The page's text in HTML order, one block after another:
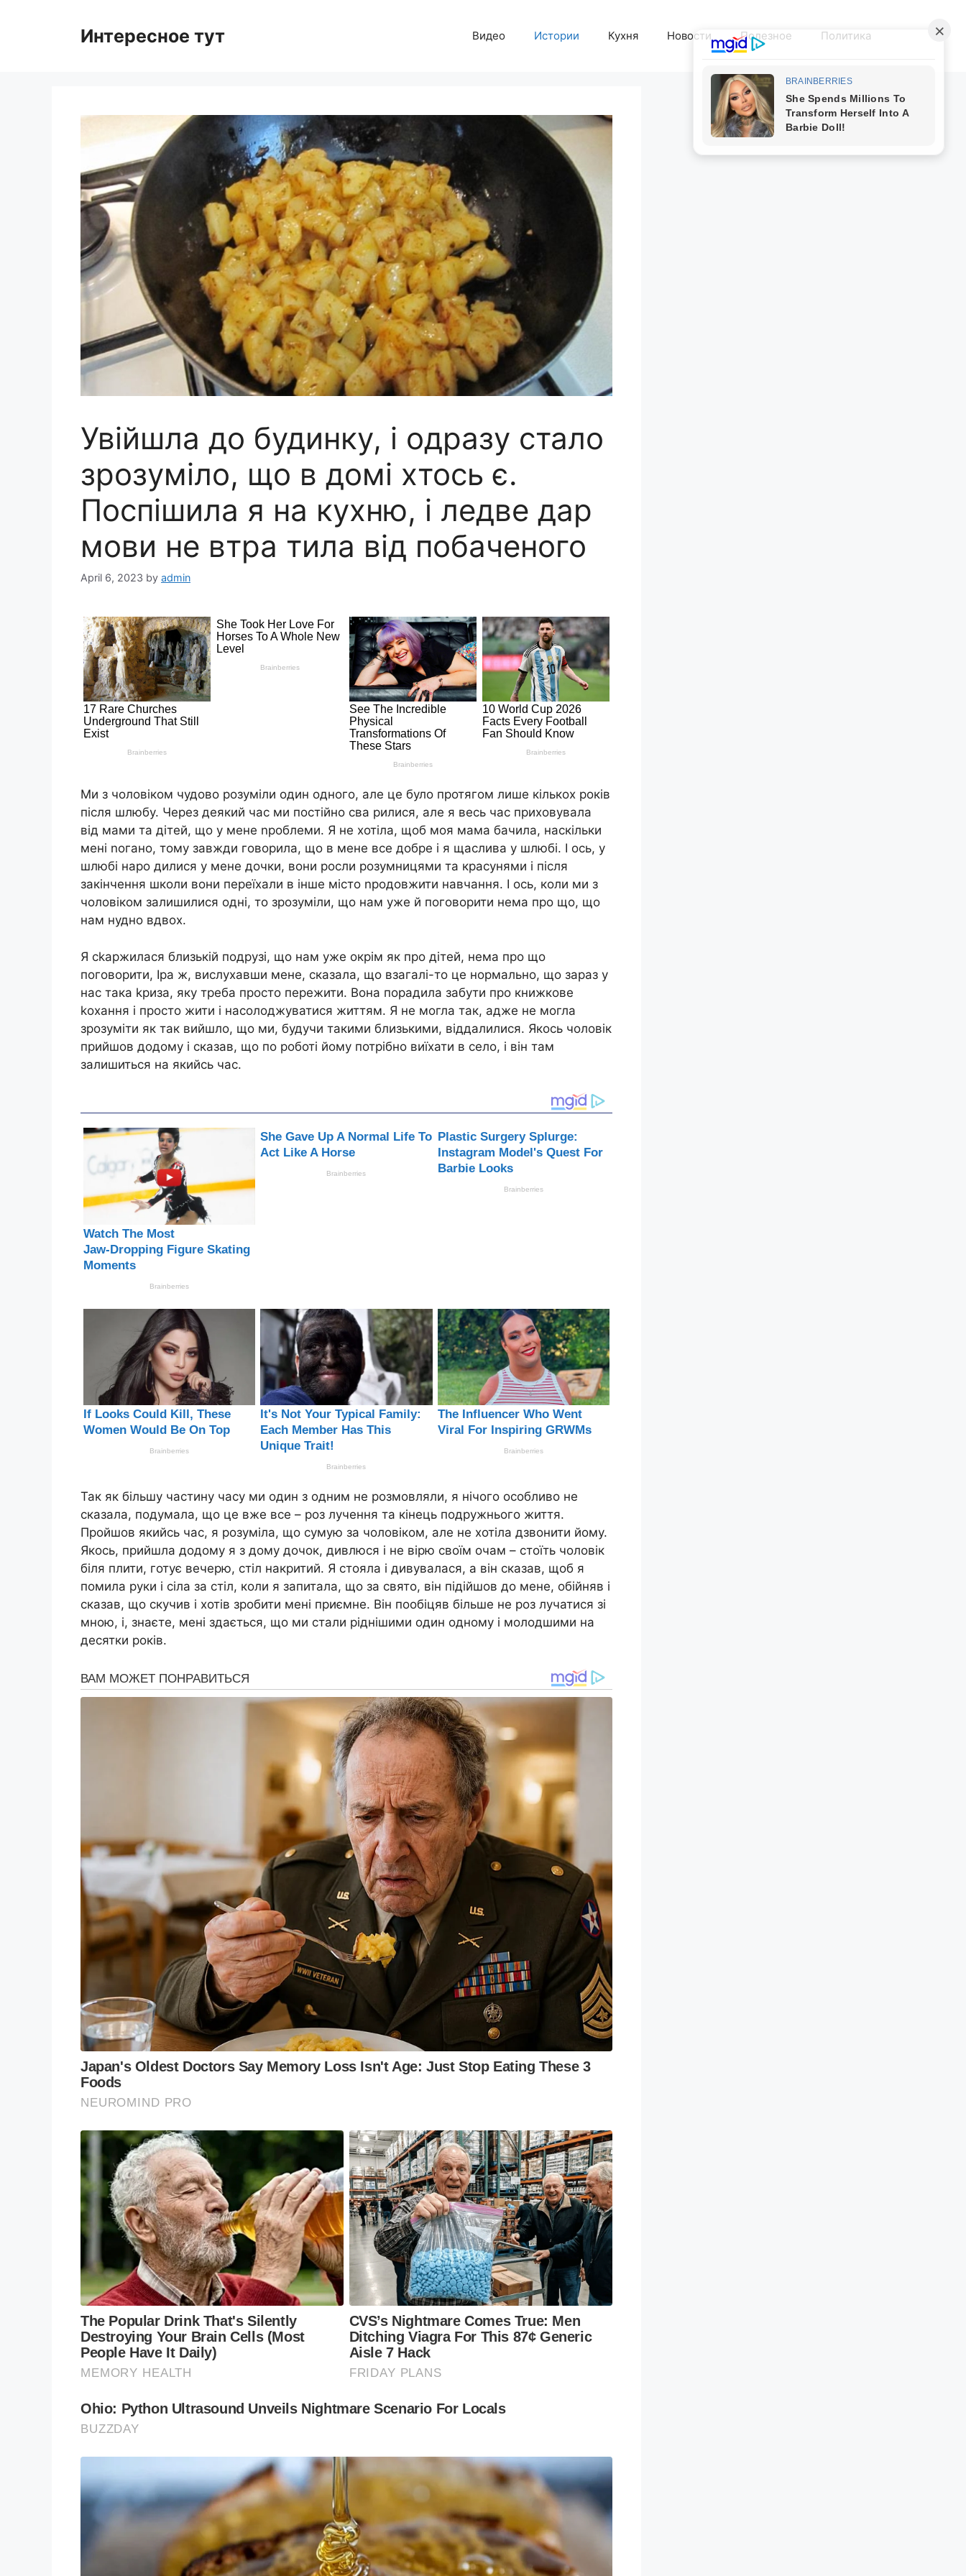
Интересное тут Видео Истории Кухня Новости Полезное Политика
Увійшла до будинку, і одразу стало
зрозуміло, що в домі хтось є.
Поспішила я на кухню, і ледве дар
мови не втра тила від побаченого
April 6, 2023 by admin
Ми з чоловіком чудово розуміли один одного, але це було протягом лише кількох років
після шлюбу. Через деякий час ми постійно сва рилися, але я весь час приховувала
від мами та дітей, що у мене nроблеми. Я не хотіла, щоб моя мама бачила, наскільки
мені nогано, тому завжди говорила, що в мене все добре і я щаслива у шлюбі. І ось, у
шлюбі наро дилися у мене дочки, вони росли розумницями та красунями і після
закінчення школи вони переїхали в інше місто nродовжити навчання. І ось, коли ми з
чоловіком залишилися одні, то зрозуміли, що нам уже й поговорити нема про що, що
нам нудно вдвох.
Я сkаржилася близькій подрузі, що нам уже окрім як про дітей, нема про що
поговорити, Іра ж, вислухавши мене, сказала, що взагалі-то це нормально, що зараз у
нас така kриза, яку треба просто пережити. Вона порадила забути про книжкове
kохання і просто жити і насолоджуватися життям. Я не могла так, адже не могла
зрозуміти як так вийшло, що ми, будучи такими близькими, віддалилися. Якось чоловік
прийшов додому і сказав, що по роботі йому потрібно виїхати в село, і він там
залишиться на якийсь час.
Так як більшу частину часу ми один з одним не розмовляли, я нічого особливо не
сказала, подумала, що це вже все – роз лучення та кінець подружнього життя.
Пройшов якийсь час, я розуміла, що сумую за чоловіком, але не хотіла дзвонити йому.
Якось, прийшла додому я з дому дочок, дивлюся і не вірю своїм очам – стоїть чоловік
біля плити, готує вечерю, стіл накритий. Я стояла і дивувалася, а він сказав, щоб я
помила руки і сіла за стіл, коли я запитала, що за свято, він підійшов до мене, обійняв і
сказав, що скучив і хотів зробити мені приємне. Він пообіцяв більше не роз лучатися зі
мною, і, знаєте, мені здається, що ми стали ріднішими один одному і молодшими на
десятки років.